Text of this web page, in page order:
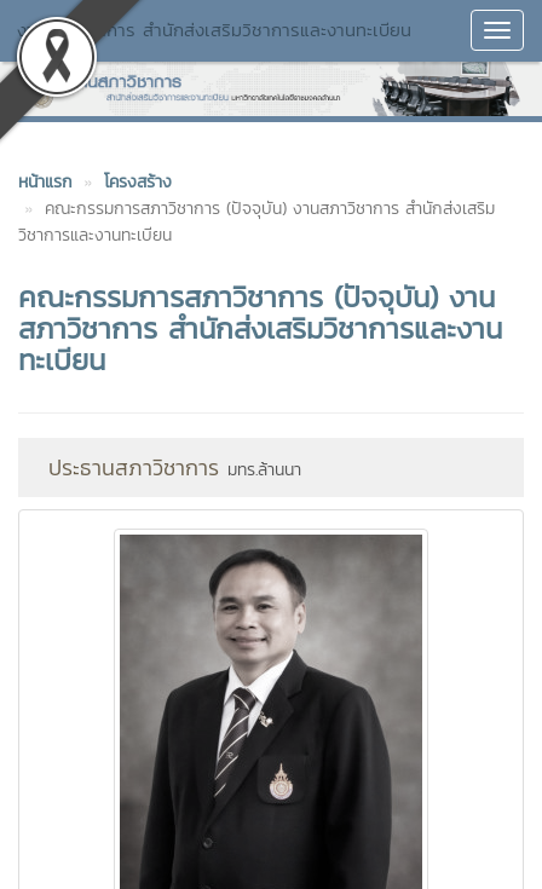
งานสภาวิชาการ สำนักส่งเสริมวิชาการและงานทะเบียน
หน้าแรก
โครงสร้าง
คณะกรรมการสภาวิชาการ (ปัจจุบัน) งานสภาวิชาการ สำนักส่งเสริม
วิชาการและงานทะเบียน
คณะกรรมการสภาวิชาการ (ปัจจุบัน) งาน
สภาวิชาการ สำนักส่งเสริมวิชาการและงาน
ทะเบียน
ประธานสภาวิชาการ มทร.ล้านนา